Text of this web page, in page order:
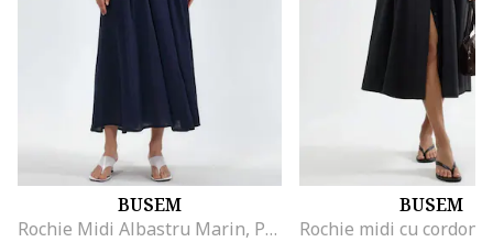
BUSEM
Rochie Midi Albastru Marin, Poliester, Fara Maneci, Decolteu Patrat
BUSEM